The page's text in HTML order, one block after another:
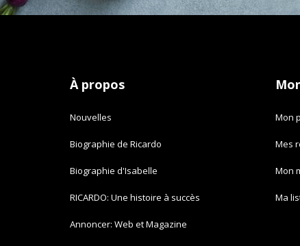
À propos
Nouvelles
Biographie de Ricardo
Biographie d'Isabelle
RICARDO: Une histoire à succès
Annoncer: Web et Magazine
Mon
Mes
Mon
Ma